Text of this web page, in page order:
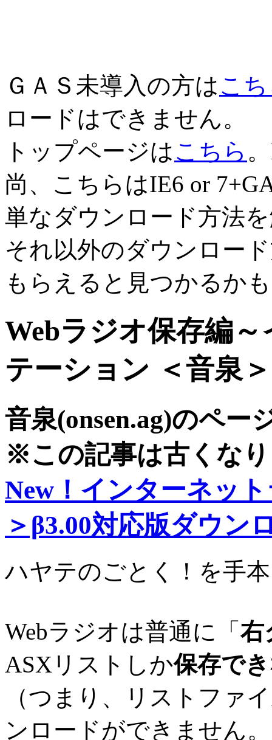
ＧＡＳ未導入の方はこ
ロードはできません。
トップページはこちら
尚、こちらはIE6 or
単なダウンロード方法
それ以外のダウンロー
もらえると見つかるか
Webラジオ保存編
テーション ＜音泉
音泉(onsen.ag)のペー
※この記事は古くな
New！インターネッ
＞β3.00対応版ダウン
ハヤテのごとく！を手
Webラジオは普通に「 右
ASXリストしか保存で
（つまり、リストファ
ンロードができません。